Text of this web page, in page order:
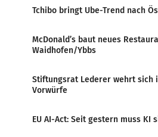
Tchibo bringt Ube-Trend nach
McDonald’s baut neues
Waidhofen/Ybbs
Stiftungsrat Lederer wehrt sich
Vorwürfe
EU AI-Act: Seit gestern muss KI